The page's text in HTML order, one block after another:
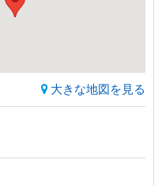
大きな地図を見る